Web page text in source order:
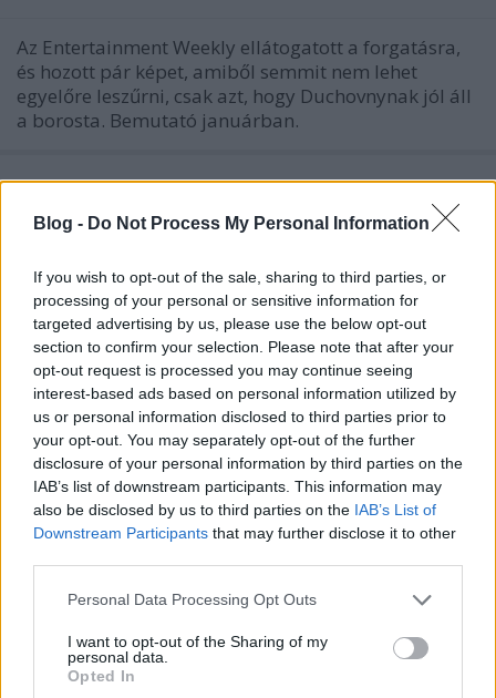
Blog - Do Not Process My Personal Information
If you wish to opt-out of the sale, sharing to third parties, or
processing of your personal or sensitive information for
targeted advertising by us, please use the below opt-out
section to confirm your selection. Please note that after your
opt-out request is processed you may continue seeing
interest-based ads based on personal information utilized by
us or personal information disclosed to third parties prior to
your opt-out. You may separately opt-out of the further
disclosure of your personal information by third parties on the
IAB’s list of downstream participants. This information may
also be disclosed by us to third parties on the IAB’s List of
Downstream Participants that may further disclose it to other
Please note that this website/app uses one or more Google
not limited to your visit or usage behaviour. You may click to
grant or deny consent to Google and its third-party tags to
use your data for below specified purposes in below Google
Personal Data Processing Opt Outs
I want to opt-out of the Sharing of my
personal data.
Opted In
Az Entertainment Weekly ellátogatott a forgatásra,
és hozott pár képet, amiből semmit nem lehet
egyelőre leszűrni, csak azt, hogy Duchovnynak jól áll
a borosta. Bemutató januárban.
Esküszöm jobb lenne, ha a The Big
Bang Theory bakiparádéját adnák le
néha az epizódok helyett
2015. június 26.